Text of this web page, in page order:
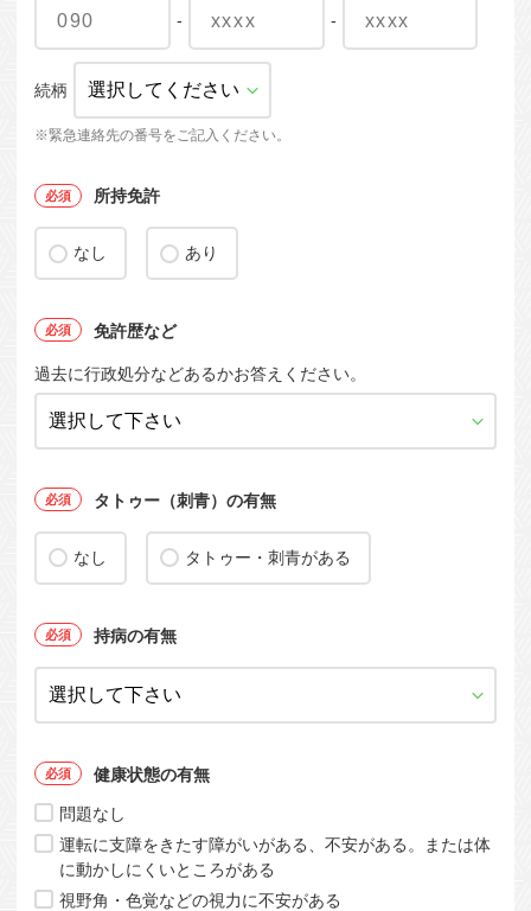
- -
続柄
※緊急連絡先の番号をご記入ください。
所持免許
なし あり
免許歴など
過去に行政処分などあるかお答えください。
タトゥー（刺青）の有無
なし タトゥー・刺青がある
持病の有無
健康状態の有無
問題なし
運転に支障をきたす障がいがある、不安がある。または体
に動かしにくいところがある
視野角・色覚などの視力に不安がある